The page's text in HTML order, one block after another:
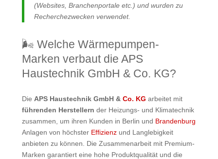
(Websites, Branchenportale etc.) und wurden zu
Recherchezwecken verwendet.
🌬️ Welche Wärmepumpen-
Marken verbaut die APS
Haustechnik GmbH & Co. KG?
Die APS Haustechnik GmbH & Co. KG arbeitet mit
führenden Herstellern der Heizungs- und Klimatechnik
zusammen, um ihren Kunden in Berlin und Brandenburg
Anlagen von höchster Effizienzund Langlebigkeit
anbieten zu können. Die Zusammenarbeit mit Premium-
Marken garantiert eine hohe Produktqualität und die